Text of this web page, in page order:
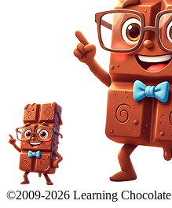
©2009-2026 Learning Chocolate